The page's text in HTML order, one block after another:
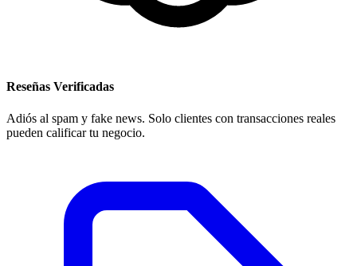
Reseñas Verificadas
Adiós al spam y fake news. Solo clientes con transacciones reales
pueden calificar tu negocio.